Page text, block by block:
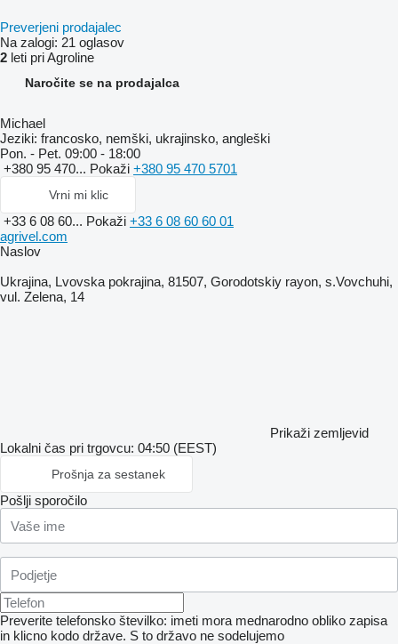
Preverjeni prodajalec
Na zalogi: 21 oglasov
2 leti pri Agroline
Naročite se na prodajalca
Michael
Jeziki: francosko, nemški, ukrajinsko, angleški
Pon. - Pet. 09:00 - 18:00
+380 95 470... Pokaži +380 95 470 5701
Vrni mi klic
+33 6 08 60... Pokaži +33 6 08 60 60 01
agrivel.com
Naslov
Ukrajina, Lvovska pokrajina, 81507, Gorodotskiy rayon, s.Vovchuhi,
vul. Zelena, 14
Prikaži zemljevid
Lokalni čas pri trgovcu: 04:50 (EEST)
Prošnja za sestanek
Pošlji sporočilo
Preverite telefonsko številko: imeti mora mednarodno obliko zapisa
in klicno kodo države. S to državo ne sodelujemo